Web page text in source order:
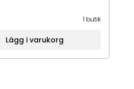
1 butik
Lägg i varukorg